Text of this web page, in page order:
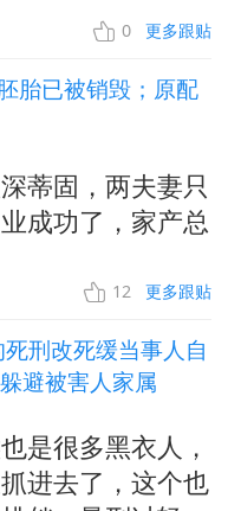
0 更多跟贴
胎已被销毁；原配
蒂固，两夫妻只
成功了，家产总
12 更多跟贴
刑改死缓当事人自
避被害人家属
是很多黑衣人，
进去了，这个也